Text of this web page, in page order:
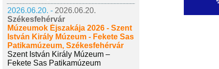
2026.06.20. - 2026.06.20.
Székesfehérvár
Múzeumok Éjszakája 2026 - Szent
István Király Múzeum - Fekete Sas
Patikamúzeum, Székesfehérvár
Szent István Király Múzeum –
Fekete Sas Patikamúzeum